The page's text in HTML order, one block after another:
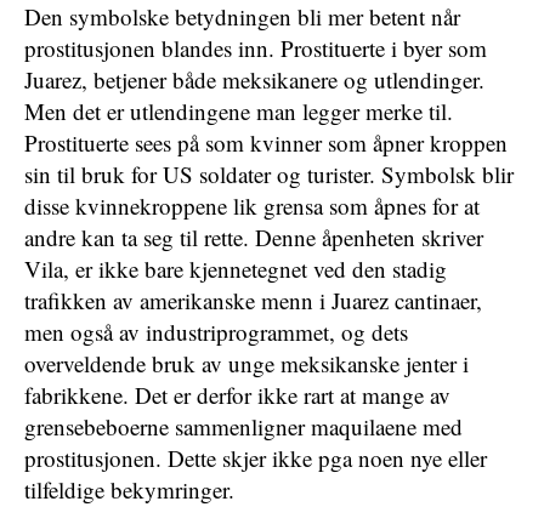
Den symbolske betydningen bli mer betent når
prostitusjonen blandes inn. Prostituerte i byer som
Juarez, betjener både meksikanere og utlendinger.
Men det er utlendingene man legger merke til.
Prostituerte sees på som kvinner som åpner kroppen
sin til bruk for US soldater og turister. Symbolsk blir
disse kvinnekroppene lik grensa som åpnes for at
andre kan ta seg til rette. Denne åpenheten skriver
Vila, er ikke bare kjennetegnet ved den stadig
trafikken av amerikanske menn i Juarez cantinaer,
men også av industriprogrammet, og dets
overveldende bruk av unge meksikanske jenter i
fabrikkene. Det er derfor ikke rart at mange av
grensebeboerne sammenligner maquilaene med
prostitusjonen. Dette skjer ikke pga noen nye eller
tilfeldige bekymringer.